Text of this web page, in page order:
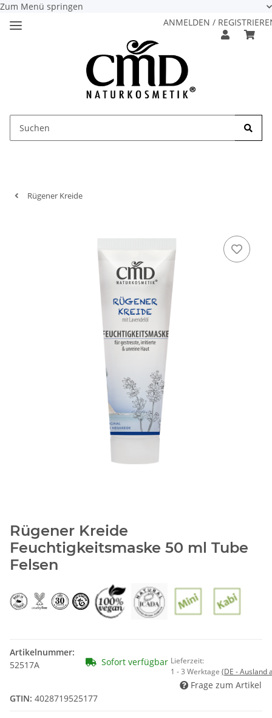
Zum Menü springen
ANMELDEN /
Rügener Kreide
Rügener Kreide
Feuchtigkeitsmaske 50 ml Tube
Felsen
Artikelnummer:
52517A
Sofort verfügbar Lieferzeit:
1 - 3 Werktage (DE - Ausland
Frage zum Artikel
GTIN: 4028719525177